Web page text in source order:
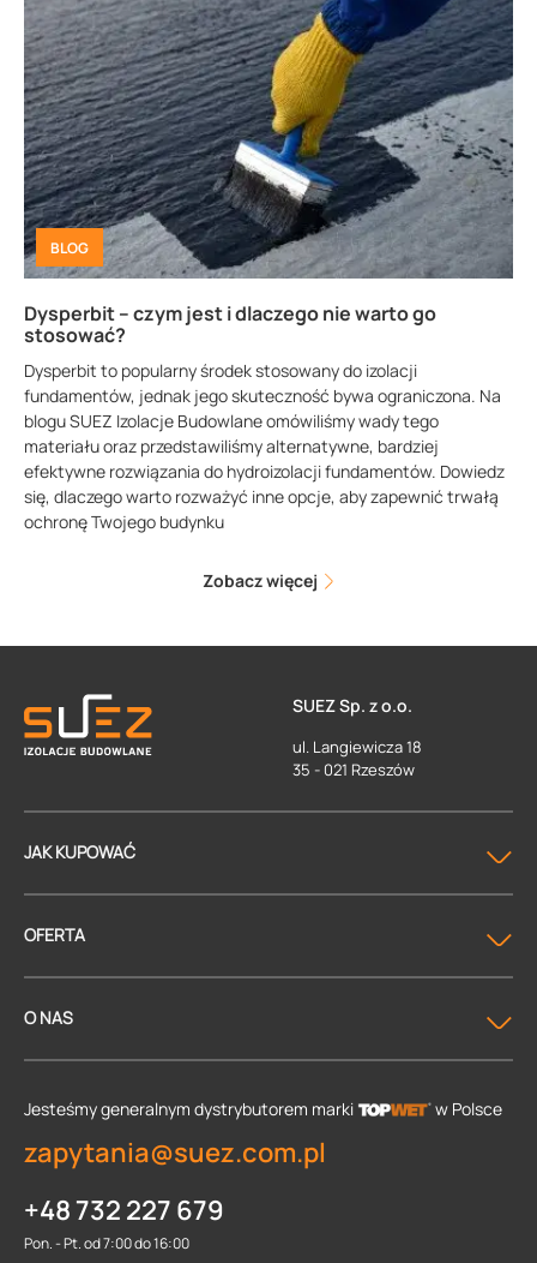
BLOG
Dysperbit – czym jest i dlaczego nie warto go
stosować?
Dysperbit to popularny środek stosowany do izolacji
fundamentów, jednak jego skuteczność bywa ograniczona. Na
blogu SUEZ Izolacje Budowlane omówiliśmy wady tego
materiału oraz przedstawiliśmy alternatywne, bardziej
efektywne rozwiązania do hydroizolacji fundamentów. Dowiedz
się, dlaczego warto rozważyć inne opcje, aby zapewnić trwałą
ochronę Twojego budynku
Zobacz więcej
SUEZ Sp. z o.o.
ul. Langiewicza 18
35 - 021 Rzeszów
JAK KUPOWAĆ
OFERTA
O NAS
Jesteśmy generalnym dystrybutorem marki w Polsce
zapytania@suez.com.pl
+48 732 227 679
Pon. - Pt. od 7:00 do 16:00